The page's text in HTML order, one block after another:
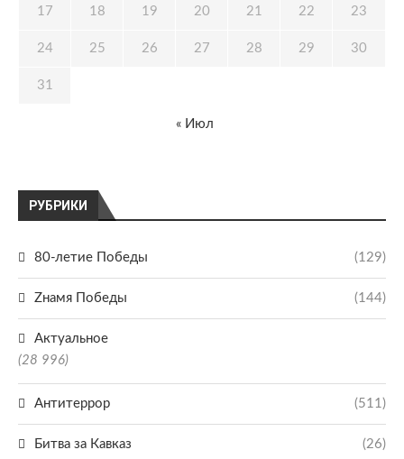
РУБРИКИ
80-летие Победы (129)
Zнамя Победы (144)
Актуальное
(28 996)
Антитеррор (511)
Битва за Кавказ (26)
17 18 19 20 21 22 23
24 25 26 27 28 29 30
31
« Июл